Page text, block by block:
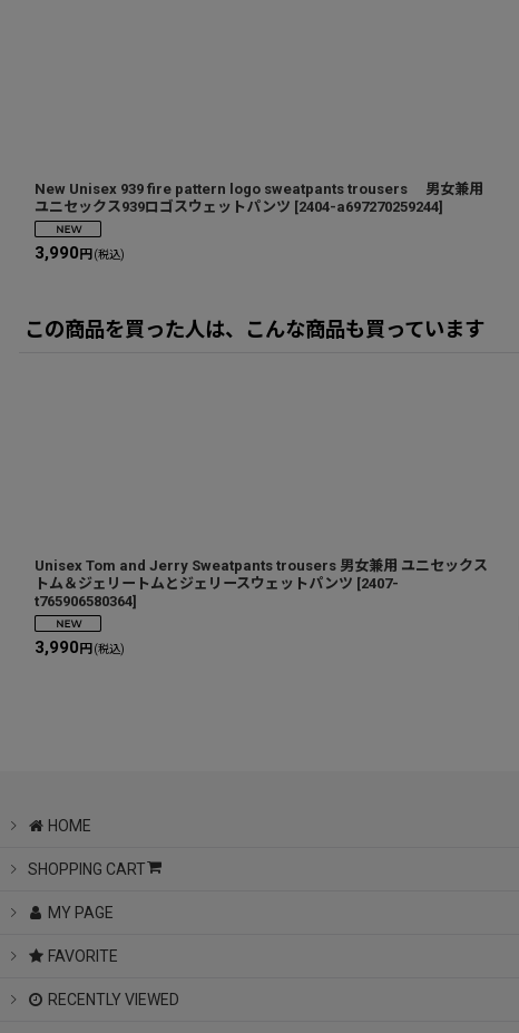
New Unisex 939 fire pattern logo sweatpants trousers 男女兼用
ユニセックス939ロゴスウェットパンツ [2404-a697270259244]
3,990 円 (税込)
この商品を買った人は、こんな商品も買っています
Unisex Tom and Jerry Sweatpants trousers 男女兼用 ユニセックス
トム＆ジェリートムとジェリースウェットパンツ [2407-
t765906580364]
3,990 円 (税込)
HOME
SHOPPING CART
MY PAGE
FAVORITE
RECENTLY VIEWED